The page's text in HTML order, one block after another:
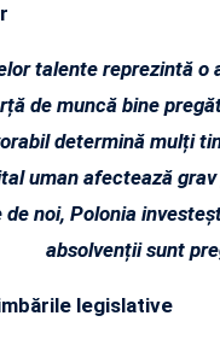
talente reprezintă
de muncă bine
determină mulți
uman afectează
de noi, Polonia
absolvenții sunt
legislative